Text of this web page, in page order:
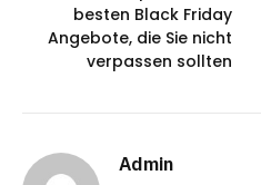
besten Black Friday
Angebote, die Sie nicht
verpassen sollten
Admin